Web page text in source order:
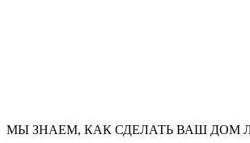
МЫ ЗНАЕМ, КАК СДЕЛАТЬ ВАШ ДОМ